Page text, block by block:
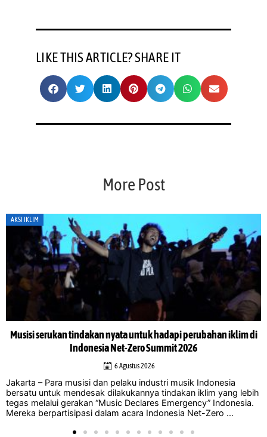
LIKE THIS ARTICLE? SHARE IT
More Post
AKSI IKLIM
Potensi kerja sama Selatan-Selatan sebagai landasan utama
transisi energi Indonesia
4 Agustus 2026
Jakarta – Seiring meningkatnya ketidakpastian terkait
pendanaan iklim internasional dan negara-negara maju yang
kesulitan memenuhi komitmen yang telah lama diikrarkan,
Tiongkok memposisikan kerja sama Selatan-Selatan sebagai